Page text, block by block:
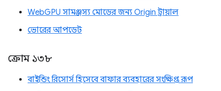
WebGPU সামঞ্জস্য মোডের জন্য Origin ট্রায়াল
ভোরের আপডেট
ক্রোম ১৩৮
বাইন্ডিং রিসোর্স হিসেবে বাফার ব্যবহারের সংক্ষিপ্ত রূপ